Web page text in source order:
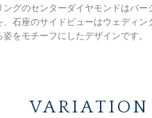
ングのセンターダイヤモンドはバー
、石座のサイドビューはウェディン
をモチーフにしたデザインです。
VARIATION